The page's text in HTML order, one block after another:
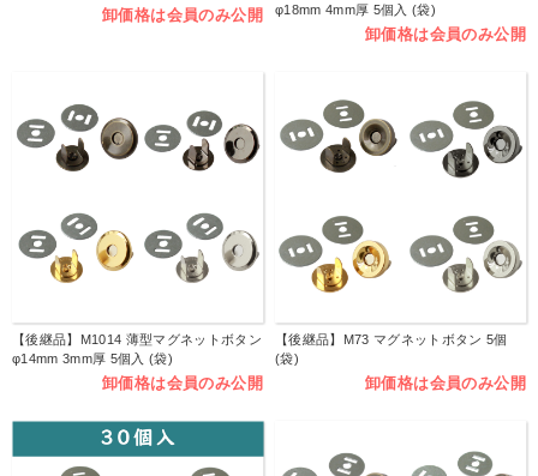
卸価格は会員のみ公開
φ18mm 4mm厚 5個入 (袋)
卸価格は会員のみ公開
【後継品】M1014 薄型マグネットボタン
φ14mm 3mm厚 5個入 (袋)
卸価格は会員のみ公開
【後継品】M73 マグネットボタン 5個
(袋)
卸価格は会員のみ公開